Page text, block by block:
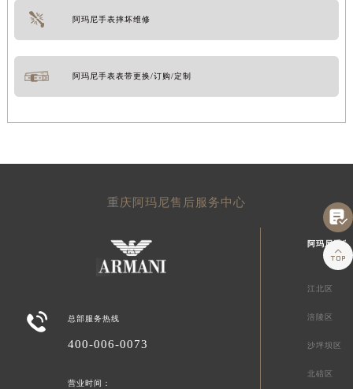
阿玛尼手表摔坏维修
阿玛尼手表表带更换/订购/定制
重庆阿玛尼售后服务中心
 总部服务热线
400-006-0073
营业时间：
阿玛尼重
江北区
涪陵区
沙坪坝区
北碚区

